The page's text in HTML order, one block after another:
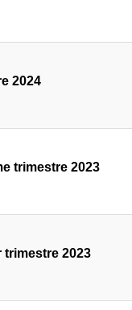
2024
trimestre 2023
trimestre 2023